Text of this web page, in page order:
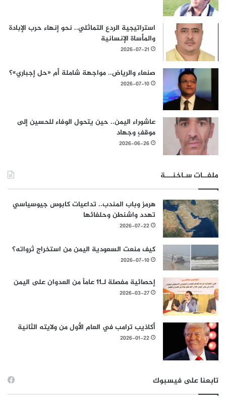
استراتيجية الردع التماثلي.. نحو إنهاء حرب الإبادة
والمأساة الإنسانية
2026-07-21
صنعاء والرياض.. مواجهة شاملة أم «حل إجباري»؟
2026-07-10
عاشوراء اليمن.. حين يتحول الوفاء للحسين إلى
موقفٍ وجهاد
2026-06-26
ملفــات سـاخنـــة
هرمز وباب المندب.. تداعيات كابوس جيوسياسي
تهدد واشنطن وحلفائها
2026-07-22
كيف منعت السعودية اليمن من استخراج ثرواته؟
2026-07-10
إحصائية مفصلة لـ11 عاماً من العدوان على اليمن
2026-03-27
أكاذيب ترامب في العام الأول من ولايته الثانية
2026-01-22
تابعنا على فيسبوك